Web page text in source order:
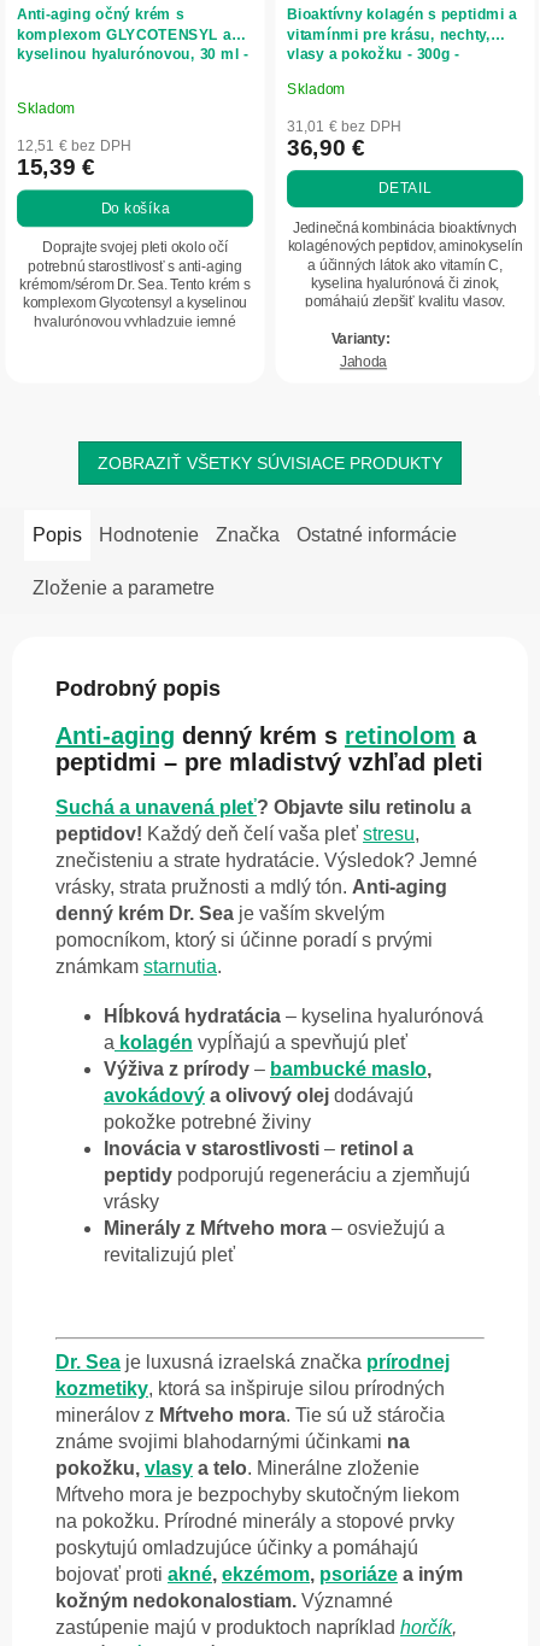
Anti-aging očný krém s
komplexom GLYCOTENSYL a
kyselinou hyalurónovou, 30 ml -
Skladom
12,51 € bez DPH
15,39 €
Do košíka
Doprajte svojej pleti okolo očí
potrebnú starostlivosť s anti-aging
krémom/sérom Dr. Sea. Tento krém s
komplexom Glycotensyl a kyselinou
hyalurónovou vyhladzuje jemné
Bioaktívny kolagén s peptidmi a
vitamínmi pre krásu, nechty,
vlasy a pokožku - 300g -
Priemerné
hodnotenie
produktu
je
5
hviezdičiek.
Skladom
31,01 € bez DPH
36,90 €
DETAIL
Jedinečná kombinácia bioaktívnych
kolagénových peptidov, aminokyselín
a účinných látok ako vitamín C,
kyselina hyalurónová či zinok,
pomáhajú zlepšiť kvalitu vlasov,
Jahoda
ZOBRAZIŤ VŠETKY SÚVISIACE PRODUKTY
Popis Hodnotenie Značka Ostatné informácie
Zloženie a parametre
Podrobný popis
Anti-aging denný krém s retinolom a
peptidmi – pre mladistvý vzhľad pleti
Suchá a unavená pleť? Objavte silu retinolu a
peptidov! Každý deň čelí vaša pleť stresu,
znečisteniu a strate hydratácie. Výsledok? Jemné
vrásky, strata pružnosti a mdlý tón. Anti-aging
denný krém Dr. Sea je vaším skvelým
pomocníkom, ktorý si účinne poradí s prvými
známkam starnutia.
Hĺbková hydratácia – kyselina hyalurónová
a kolagén vypĺňajú a spevňujú pleť
Výživa z prírody – bambucké maslo,
avokádový a olivový olej dodávajú
pokožke potrebné živiny
Inovácia v starostlivosti – retinol a
peptidy podporujú regeneráciu a zjemňujú
vrásky
Minerály z Mŕtveho mora – osviežujú a
revitalizujú pleť
Dr. Sea je luxusná izraelská značka prírodnej
kozmetiky, ktorá sa inšpiruje silou prírodných
minerálov z Mŕtveho mora. Tie sú už stáročia
známe svojimi blahodarnými účinkami na
pokožku, vlasy a telo. Minerálne zloženie
Mŕtveho mora je bezpochyby skutočným liekom
na pokožku. Prírodné minerály a stopové prvky
poskytujú omladzujúce účinky a pomáhajú
bojovať proti akné, ekzémom, psoriáze a iným
kožným nedokonalostiam. Významné
zastúpenie majú v produktoch napríklad horčík,